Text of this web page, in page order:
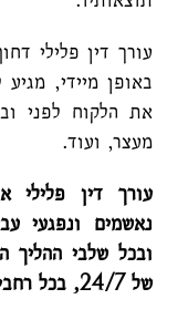
עורך דין פלילי
באופן מיידי,
את הלקוח לפני
מעצר, ועוד.
עורך דין פלילי
נאשמים ונפגעי
ובכל שלבי ההליך
של 24/7, בכל רחבי הארץ